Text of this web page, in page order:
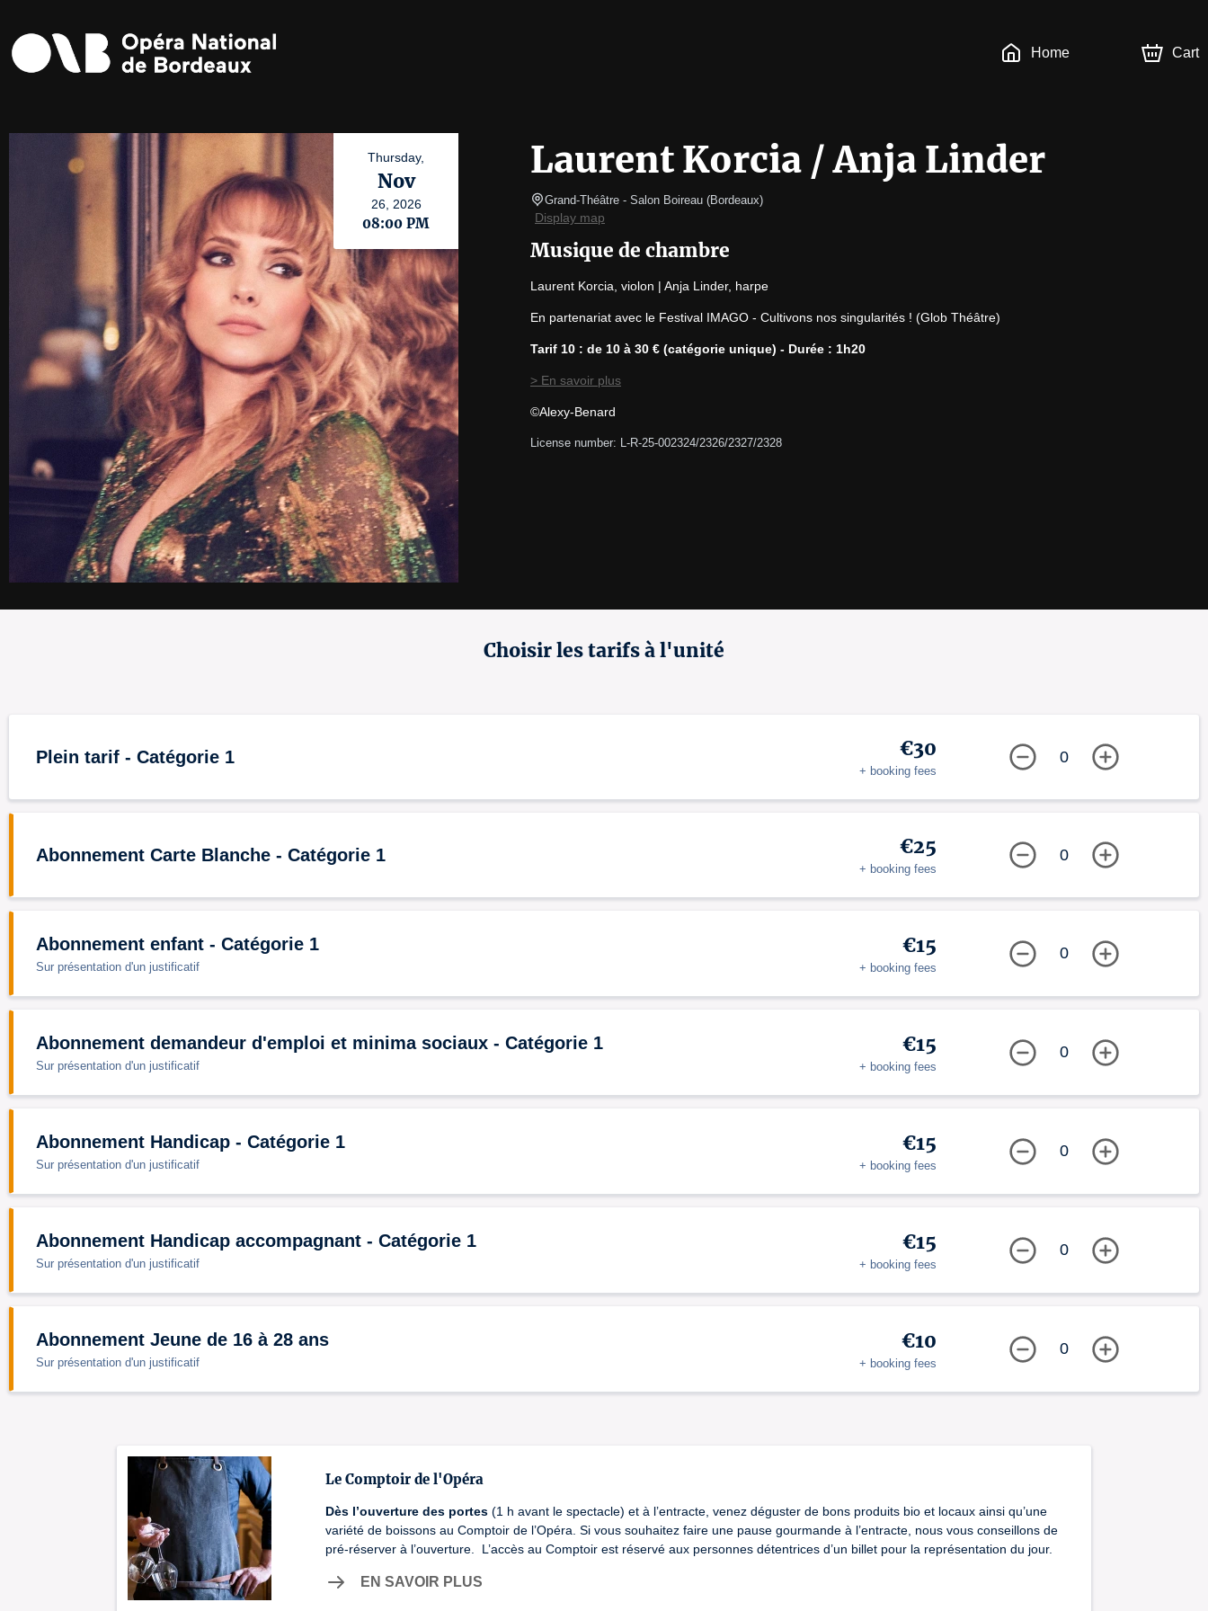
Home Cart
Thursday,
Nov
26, 2026
08:00 PM
Laurent Korcia / Anja Linder
Grand-Théâtre - Salon Boireau (Bordeaux)
Display map
Musique de chambre
Laurent Korcia, violon | Anja Linder, harpe
En partenariat avec le Festival IMAGO - Cultivons nos singularités ! (Glob Théâtre)
Tarif 10 : de 10 à 30 € (catégorie unique) - Durée : 1h20
> En savoir plus
©Alexy-Benard
License number: L-R-25-002324/2326/2327/2328
Choisir les tarifs à l'unité
Plein tarif - Catégorie 1 €30
+ booking fees
0
Abonnement Carte Blanche - Catégorie 1 €25
+ booking fees
0
Abonnement enfant - Catégorie 1
Sur présentation d'un justificatif
€15
+ booking fees
0
Abonnement demandeur d'emploi et minima sociaux - Catégorie 1
Sur présentation d'un justificatif
€15
+ booking fees
0
Abonnement Handicap - Catégorie 1
Sur présentation d'un justificatif
€15
+ booking fees
0
Abonnement Handicap accompagnant - Catégorie 1
Sur présentation d'un justificatif
€15
+ booking fees
0
Abonnement Jeune de 16 à 28 ans
Sur présentation d'un justificatif
€10
+ booking fees
0
Le Comptoir de l'Opéra
Dès l’ouverture des portes (1 h avant le spectacle) et à l’entracte, venez déguster de bons produits bio et locaux ainsi qu’une
variété de boissons au Comptoir de l’Opéra. Si vous souhaitez faire une pause gourmande à l’entracte, nous vous conseillons de
pré-réserver à l’ouverture. L’accès au Comptoir est réservé aux personnes détentrices d’un billet pour la représentation du jour.
EN SAVOIR PLUS